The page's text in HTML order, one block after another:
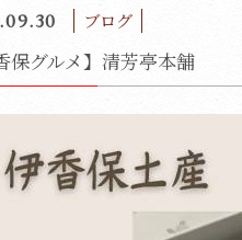
ブログ
保グルメ】清芳亭本舗